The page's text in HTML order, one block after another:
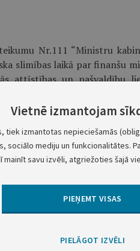
Nr.111 “Ministru
slimības laikā par finanšu
attīstības un pašvaldību
Vietnē izmantojam
tiek izmantotas nepieciešamās
sociālo mediju un funkcionalitātes.
savu izvēli, atgriežoties šajā
PIEŅEMT VISAS
PIELĀGOT IZVĒLI